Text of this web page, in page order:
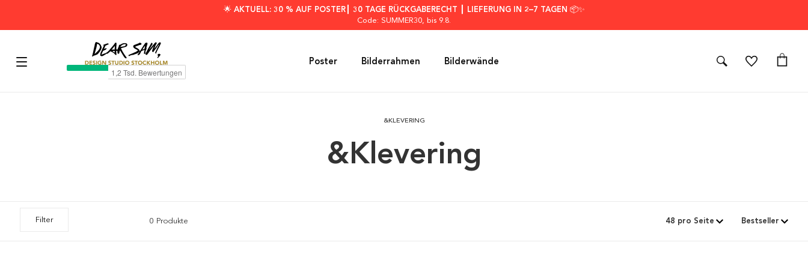
🌟 AKTUELL: 30 % AUF POSTER┃ 30 TAGE RÜCKGABERECHT ┃ LIEFERUNG IN 2–7 TAGEN 📦✨
Code: SUMMER30, bis 9.8.
Poster Bilderrahmen Bilderwände
&KLEVERING
&Klevering
Filter 0 Produkte